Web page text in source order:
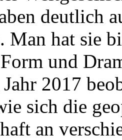
deutlich
Man hat sie
und
2017
sich die
an